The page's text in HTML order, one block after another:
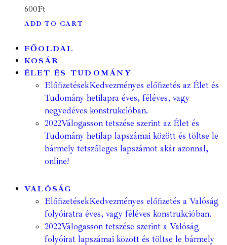
600Ft
ADD TO CART
FŐOLDAL
KOSÁR
ÉLET ÉS TUDOMÁNY
ElőfizetésekKedvezményes előfizetés az Élet és
Tudomány hetilapra éves, féléves, vagy
negyedéves konstrukcióban.
2022Válogasson tetszése szerint az Élet és
Tudomány hetilap lapszámai között és töltse le
bármely tetszőleges lapszámot akár azonnal,
online!
VALÓSÁG
ElőfizetésekKedvezményes előfizetés a Valóság
folyóiratra éves, vagy féléves konstrukcióban.
2022Válogasson tetszése szerint a Valóság
folyóirat lapszámai között és töltse le bármely